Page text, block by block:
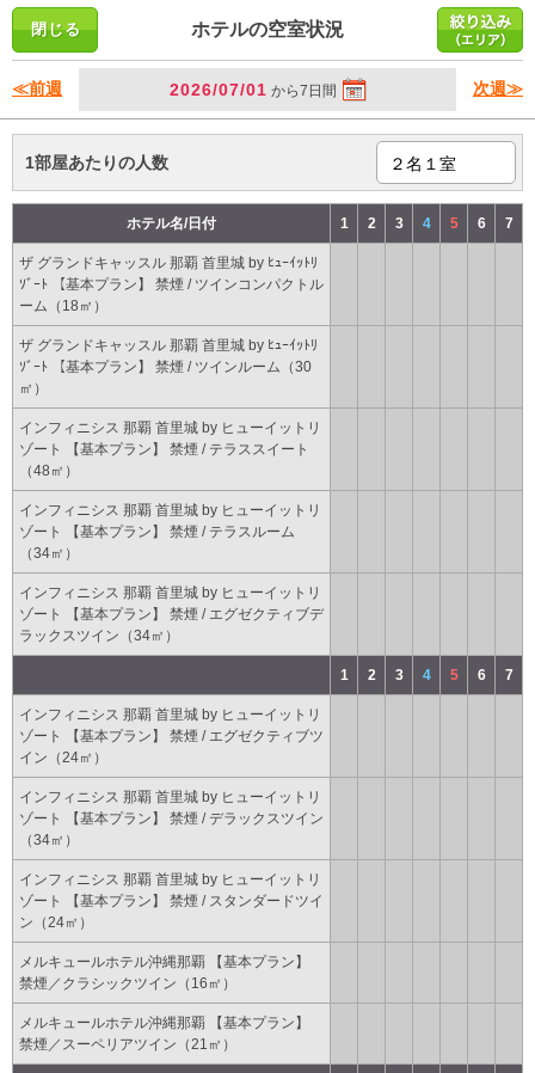
ホテルの空室状況
≪前週 2026/07/01 から7日間 次週≫
1部屋あたりの人数
ホテル名/日付 1 2 3 4 5 6 7
ザ グランドキャッスル 那覇 首里城 by ﾋｭｰｲｯﾄﾘ
ｿﾞｰﾄ 【基本プラン】 禁煙 / ツインコンパクトル
ーム（18㎡）
ザ グランドキャッスル 那覇 首里城 by ﾋｭｰｲｯﾄﾘ
ｿﾞｰﾄ 【基本プラン】 禁煙 / ツインルーム（30
㎡）
インフィニシス 那覇 首里城 by ヒューイットリ
ゾート 【基本プラン】 禁煙 / テラススイート
（48㎡）
インフィニシス 那覇 首里城 by ヒューイットリ
ゾート 【基本プラン】 禁煙 / テラスルーム
（34㎡）
インフィニシス 那覇 首里城 by ヒューイットリ
ゾート 【基本プラン】 禁煙 / エグゼクティブデ
ラックスツイン（34㎡）
1 2 3 4 5 6 7
インフィニシス 那覇 首里城 by ヒューイットリ
ゾート 【基本プラン】 禁煙 / エグゼクティブツ
イン（24㎡）
インフィニシス 那覇 首里城 by ヒューイットリ
ゾート 【基本プラン】 禁煙 / デラックスツイン
（34㎡）
インフィニシス 那覇 首里城 by ヒューイットリ
ゾート 【基本プラン】 禁煙 / スタンダードツイ
ン（24㎡）
メルキュールホテル沖縄那覇 【基本プラン】
禁煙／クラシックツイン（16㎡）
メルキュールホテル沖縄那覇 【基本プラン】
禁煙／スーペリアツイン（21㎡）